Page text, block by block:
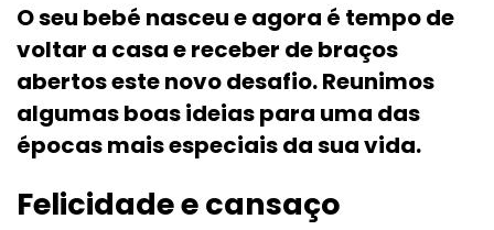
O seu bebé nasceu e agora é tempo de
voltar a casa e receber de braços
abertos este novo desafio. Reunimos
algumas boas ideias para uma das
épocas mais especiais da sua vida.
Felicidade e cansaço